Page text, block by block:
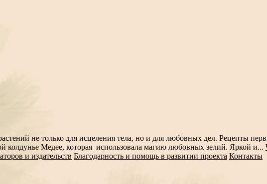
не только для исцеления тела, но и для любовных дел. Рецепты
колдунье Медее, которая использовала магию любовных зелий. Яркой и...
и издательств Благодарность и помощь в развитии проекта Контакты